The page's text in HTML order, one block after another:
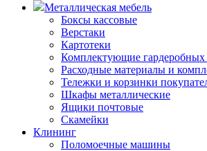
Металлическая мебель
Боксы кассовые
Верстаки
Картотеки
Комплектующие гардеробных
Расходные материалы и
Тележки и корзинки
Шкафы металлические
Ящики почтовые
Скамейки
Клининг
Поломоечные машины